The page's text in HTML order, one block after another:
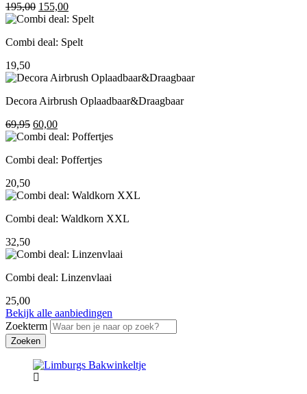
195,00 Oorspronkelijke
prijs
195,00.
155,00Huidige
prijs
155,00.
Combi deal: Spelt
19,50
Decora Airbrush Oplaadbaar&Draagbaar
69,95 Oorspronkelijke
prijs
69,95.
60,00Huidige
prijs
60,00.
Combi deal: Poffertjes
20,50
Combi deal: Waldkorn XXL
32,50
Combi deal: Linzenvlaai
25,00
Bekijk alle aanbiedingen
Zoekterm